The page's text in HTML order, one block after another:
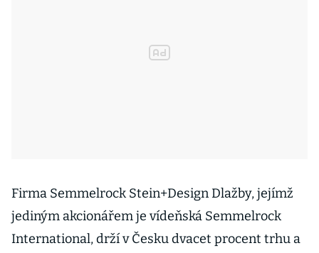
Firma Semmelrock Stein+Design Dlažby, jejímž
jediným akcionářem je vídeňská Semmelrock
International, drží v Česku dvacet procent trhu a